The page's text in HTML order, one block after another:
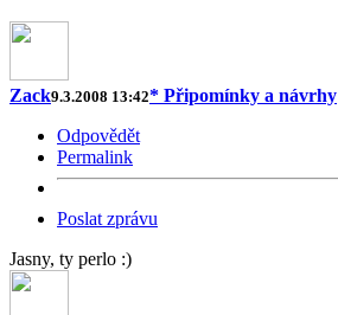
Zack9.3.2008 13:42* Připomínky a návrhy
Odpovědět
Permalink
Poslat zprávu
Jasny, ty perlo :)